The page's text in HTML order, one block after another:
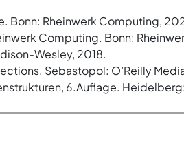
Bonn: Rheinwerk Computing,
Computing. Bonn:
Wesley, 2018.
Sebastopol: O’Reilly
6.Auflage.